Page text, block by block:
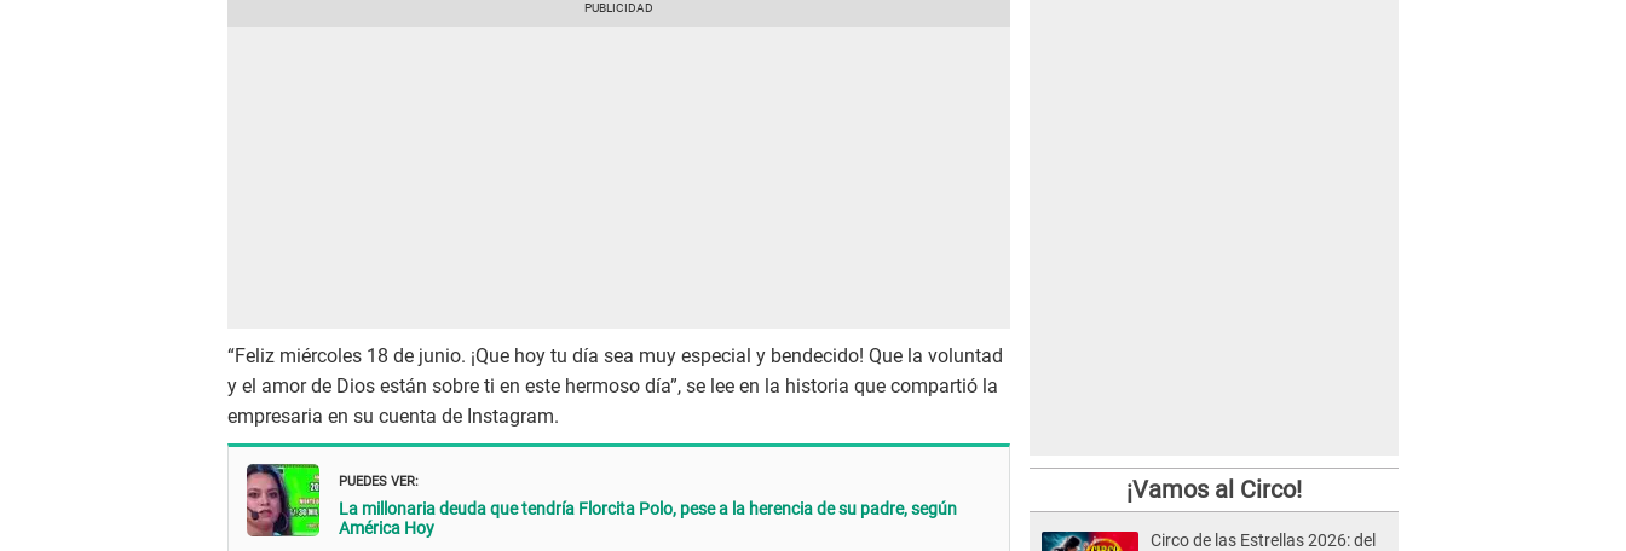
“Feliz miércoles 18 de junio. ¡Que hoy tu día sea muy especial y bendecido! Que la voluntad
y el amor de Dios están sobre ti en este hermoso día”, se lee en la historia que compartió la
empresaria en su cuenta de Instagram.
PUEDES VER:
La millonaria deuda que tendría Florcita Polo, pese a la herencia de su padre, según
América Hoy
¡Vamos al Circo!
Circo de las Estrellas 2026: del